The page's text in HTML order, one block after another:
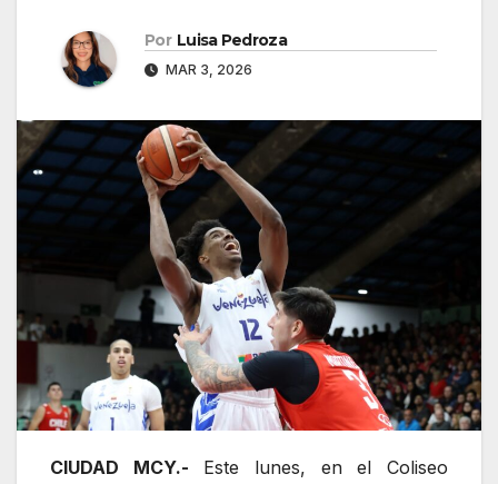
Por Luisa Pedroza
MAR 3, 2026
CIUDAD MCY.- Este lunes, en el Coliseo